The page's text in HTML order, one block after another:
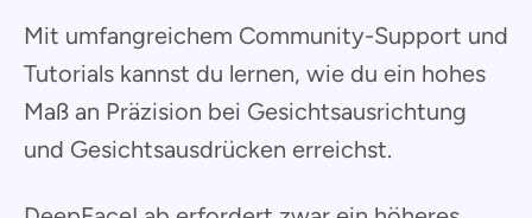
Mit umfangreichem Community-Support und
Tutorials kannst du lernen, wie du ein hohes
Maß an Präzision bei Gesichtsausrichtung
und Gesichtsausdrücken erreichst.